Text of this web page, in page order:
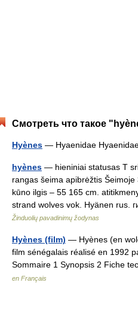
Смотреть что такое
Hyènes — Hyaenidae
hyènes — hieniniai statusas T
rangas šeima apibrėžtis
kūno ilgis – 55 165 cm.
strand wolves vok. Hyänen rus.
Žinduolių pavadinimų žodynas
Hyènes (film) — Hyènes (en
film sénégalais réalisé en 1992
Sommaire 1 Synopsis 2 Fiche
en Français